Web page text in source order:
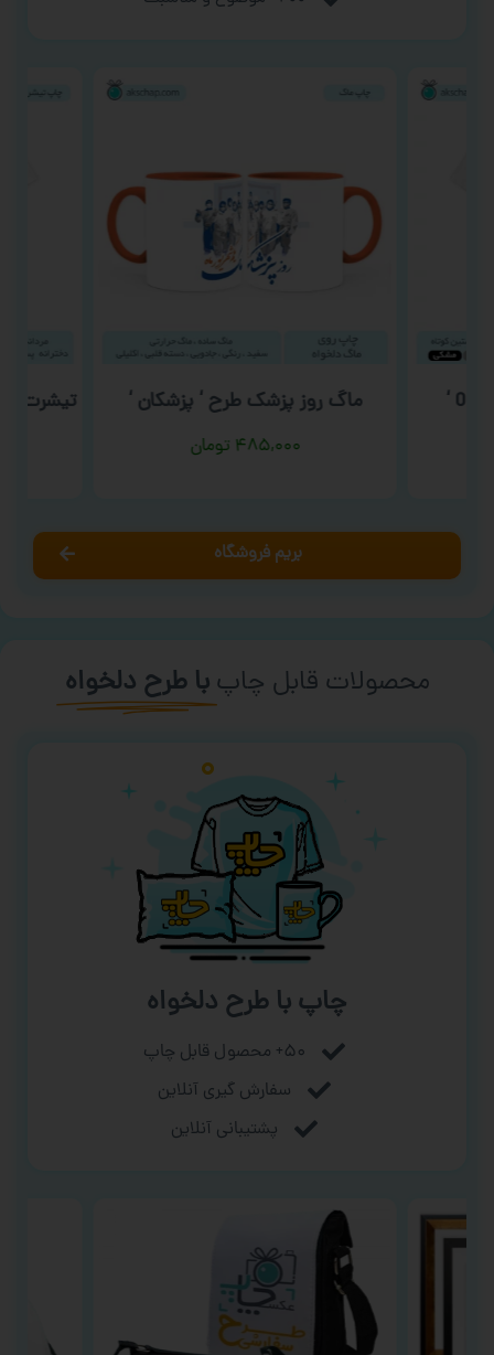
ماگ روز پزشک طرح ‘ پزشکان ‘
۴۸۵,۰۰۰ تومان
تیشرت
بریم فروشگاه
محصولات قابل چاپ با طرح دلخواه
چاپ با طرح دلخواه
۵۰+ محصول قابل چاپ
سفارش گیری آنلاین
پشتیبانی آنلاین